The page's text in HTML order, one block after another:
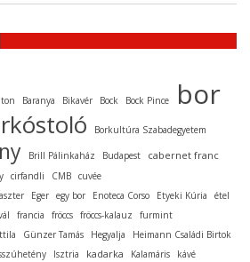
Baranya Bikavér Bock Bock Pince bor
Borkultúra Szabadegyetem
Brill Pálinkaház Budapest cabernet franc
cirfandli CMB cuvée
Eger egy bor Enoteca Corso Etyeki Kúria
étel
francia fröccs fröccs-kalauz furmint
Günzer Tamás Hegyalja
Heimann Családi Birtok
Isztria kadarka Kalamáris
kávé